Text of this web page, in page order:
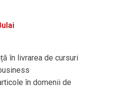
în livrarea de cursuri
în domenii de